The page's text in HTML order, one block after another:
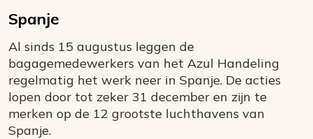
Spanje
Al sinds 15 augustus leggen de
bagagemedewerkers van het Azul Handeling
regelmatig het werk neer in Spanje. De acties
lopen door tot zeker 31 december en zijn te
merken op de 12 grootste luchthavens van
Spanje.